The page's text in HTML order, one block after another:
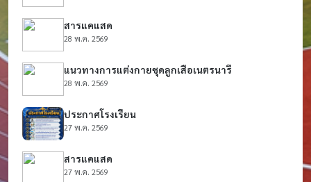
สารแคแสด
28 พ.ค. 2569
แนวทางการแต่งกายชุดลูกเสือเนตรนารี
28 พ.ค. 2569
ประกาศโรงเรียน
27 พ.ค. 2569
สารแคแสด
27 พ.ค. 2569